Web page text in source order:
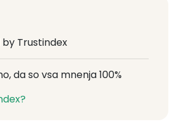
Trustindex
da so vsa mnenja 100%